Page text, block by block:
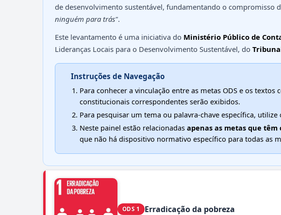
de desenvolvimento sustentável, fundamentando o compromisso
ninguém para trás".
Este levantamento é uma iniciativa do Ministério Público de
Lideranças Locais para o Desenvolvimento Sustentável, do
Instruções de Navegação
Para conhecer a vinculação entre as metas ODS e os textos
constitucionais correspondentes serão exibidos.
Para pesquisar um tema ou palavra-chave específica, utilize
Neste painel estão relacionadas apenas as metas que têm
que não há dispositivo normativo específico para todas as
ODS 1 Erradicação da pobreza